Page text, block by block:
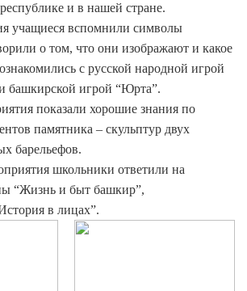
и в нашей стране.
учащиеся вспомнили символы
о том, что они изображают и какое
с русской народной игрой
башкирской игрой “Юрта”.
показали хорошие знания по
памятника – скульптур двух
барельефов.
школьники ответили на
“Жизнь и быт башкир”,
в лицах”.